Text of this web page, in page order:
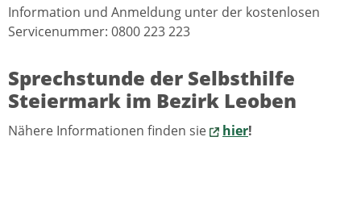
Information und Anmeldung unter der kostenlosen
Servicenummer: 0800 223 223
Sprechstunde der Selbsthilfe
Steiermark im Bezirk Leoben
Nähere Informationen finden sie hier!